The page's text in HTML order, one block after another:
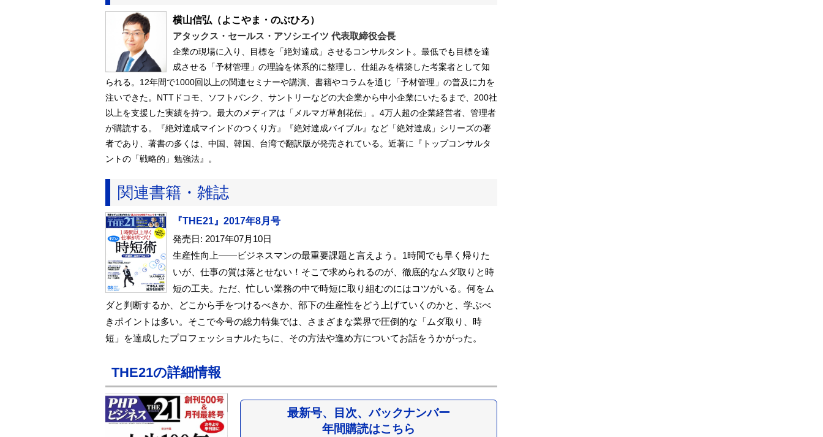
横山信弘 （よこやま・のぶひろ）
アタックス・セールス・アソシエイツ 代表取締役会長
企業の現場に入り、目標を「絶対達成」させるコンサルタント。最低でも目標を達
成させる「予材管理」の理論を体系的に整理し、仕組みを構築した考案者として知
られる。12年間で1000回以上の関連セミナーや講演、書籍やコラムを通じ「予材管理」の普及に力を
注いできた。NTTドコモ、ソフトバンク、サントリーなどの大企業から中小企業にいたるまで、200社
以上を支援した実績を持つ。最大のメディアは「メルマガ草創花伝」。4万人超の企業経営者、管理者
が購読する。『絶対達成マインドのつくり方』『絶対達成バイブル』など「絶対達成」シリーズの著
者であり、著書の多くは、中国、韓国、台湾で翻訳版が発売されている。近著に『トップコンサルタ
ントの「戦略的」勉強法』。
関連書籍・雑誌
『THE21』2017年8月号
発売日: 2017年07月10日
生産性向上――ビジネスマンの最重要課題と言えよう。1時間でも早く帰りた
いが、仕事の質は落とせない！そこで求められるのが、徹底的なムダ取りと時
短の工夫。ただ、忙しい業務の中で時短に取り組むのにはコツがいる。何をム
ダと判断するか、どこから手をつけるべきか、部下の生産性をどう上げていくのかと、学ぶべ
きポイントは多い。そこで今号の総力特集では、さまざまな業界で圧倒的な「ムダ取り、時
短」を達成したプロフェッショナルたちに、その方法や進め方についてお話をうかがった。
THE21の詳細情報
最新号、目次、バックナンバー
年間購読はこちら